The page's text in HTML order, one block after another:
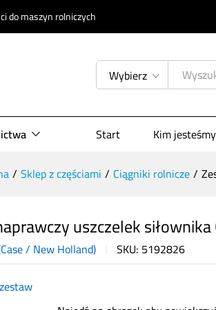
do maszyn rolniczych
Wybierz
Start Kim jesteśmy
/ Sklep z częściami / Ciągniki rolnicze/
uszczelek
/ New Holland) SKU: 5192826
produktu Specyfikacja